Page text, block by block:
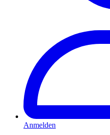
Anmelden